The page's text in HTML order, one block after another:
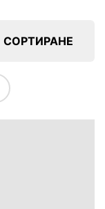
СОРТИРАНЕ